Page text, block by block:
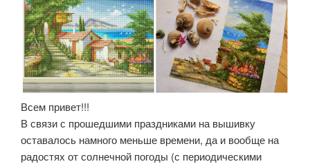
Всем привет!!!
В связи с прошедшими праздниками на вышивку
оставалось намного меньше времени, да и вообще на
радостях от солнечной погоды (с периодическими